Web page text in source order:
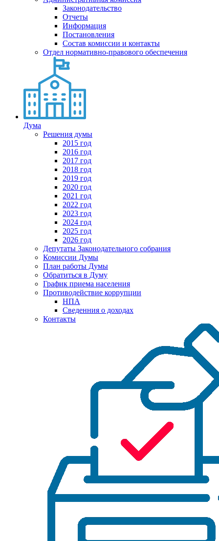
Законодательство
Отчеты
Информация
Постановления
Состав комиссии и контакты
Отдел нормативно-правового обеспечения
Дума
Решения думы
2015 год
2016 год
2017 год
2018 год
2019 год
2020 год
2021 год
2022 год
2023 год
2024 год
2025 год
2026 год
Депутаты Законодательного собрания
Комиссии Думы
План работы Думы
Обратиться в Думу
График приема населения
Противодействие коррупции
НПА
Сведенния о доходах
Контакты